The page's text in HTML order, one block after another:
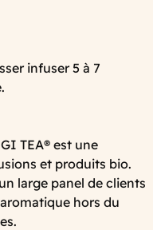
infuser 5 à 7
TEA® est une
et produits bio.
large panel de clients
hors du